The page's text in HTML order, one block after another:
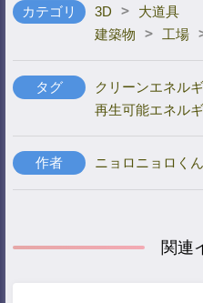
カテゴリ 3D >
大道具
建築物
> 工場
タグ クリーンエネル
再生可能エネル
作者 ニョロニョロくん
関連